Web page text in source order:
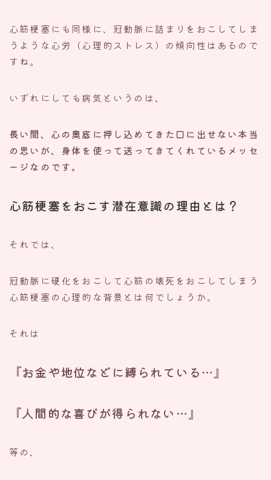
心筋梗塞にも同様に、冠動脈に詰まりをおこしてしま
うような心労（心理的ストレス）の傾向性はあるので
すね。
いずれにしても病気というのは、
長い間、心の奥底に押し込めてきた口に出せない本当
の思いが、身体を使って送ってきてくれているメッセ
ージなのです。
心筋梗塞をおこす潜在意識の理由とは？
それでは、
冠動脈に硬化をおこして心筋の壊死をおこしてしまう
心筋梗塞の心理的な背景とは何でしょうか。
それは
『お金や地位などに縛られている…』
『人間的な喜びが得られない…』
等の、